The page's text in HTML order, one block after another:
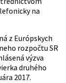
na
z Európskych
rozpočtu SR
výzva
druhého
2017.